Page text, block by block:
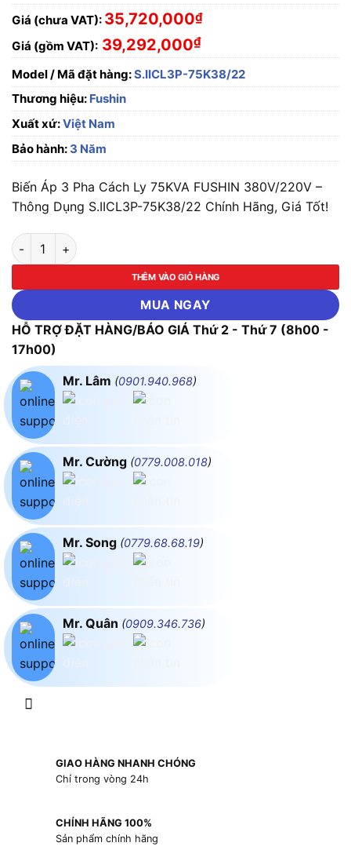
Giá (chưa VAT): 35,720,000₫
Giá (gồm VAT): 39,292,000₫
Model / Mã đặt hàng:S.IICL3P-75K38/22
Thương hiệu: Fushin
Xuất xứ:Việt Nam
Bảo hành: 3 Năm
Biến Áp 3 Pha Cách Ly 75KVA FUSHIN 380V/220V –
Thông Dụng S.IICL3P-75K38/22 Chính Hãng, Giá Tốt!
Biến Áp 3 Pha Cách Ly 75KVA FUSHIN 380V/220V - Thông
THÊM VÀO GIỎ HÀNG
MUA NGAY
HỖ TRỢ ĐẶT HÀNG/BÁO GIÁ Thứ 2 - Thứ 7 (8h00 -
17h00)
Mr. Lâm (0901.940.968)
Mr. Cường (0779.008.018)
Mr. Song (0779.68.68.19)
Mr. Quân (0909.346.736)
GIAO HÀNG NHANH CHÓNG
Chỉ trong vòng 24h
CHÍNH HÃNG 100%
Sản phẩm chính hãng